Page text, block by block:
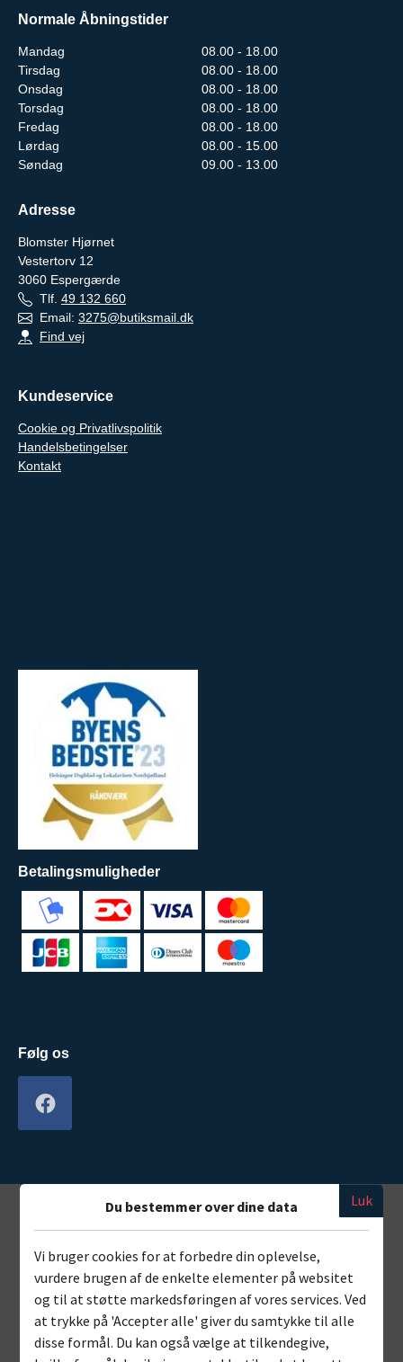
Normale Åbningstider
Mandag
08.00 - 18.00
Tirsdag
08.00 - 18.00
Onsdag
08.00 - 18.00
Torsdag
08.00 - 18.00
Fredag
08.00 - 18.00
Lørdag
08.00 - 15.00
Søndag
09.00 - 13.00
Adresse
Blomster Hjørnet
Vestertorv 12
3060 Espergærde
Tlf. 49 132 660
Email: 3275@butiksmail.dk
Find vej
Kundeservice
Cookie og Privatlivspolitik
Handelsbetingelser
Kontakt
Betalingsmuligheder
Følg os
Luk
Du bestemmer over dine data
Vi bruger cookies for at forbedre din oplevelse,
vurdere brugen af de enkelte elementer på websitet
og til at støtte markedsføringen af vores services. Ved
at trykke på 'Accepter alle' giver du samtykke til alle
disse formål. Du kan også vælge at tilkendegive,